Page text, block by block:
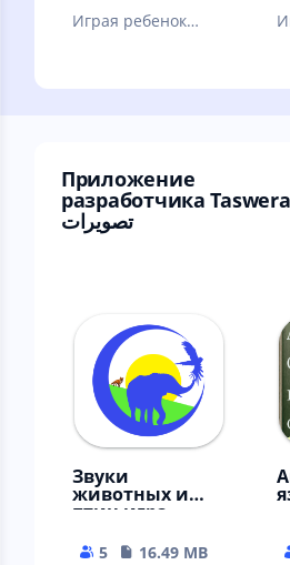
Играя ребенок
Приложение
разработчика
تصويرات
Звуки
животных и
птиц игра
5
16.49 MB